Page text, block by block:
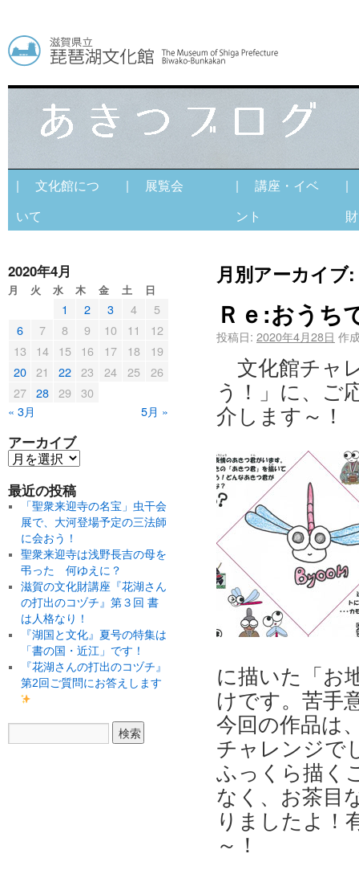
| 文化館につ
いて
| 展覧会
| 講座・イベ
ント
|
財
月別アーカイブ:
Ｒｅ:おうち
投稿日: 2020年4月28日 作
文化館チャ
う！」に、ご
介します～！
に描いた「お
けです。 苦手
今回の作品は
チャレンジで
ふっくら描く
なく、お茶目
りましたよ！
～！
2020年4月
月 火 水 木 金 土 日
« 3月 5月 »
1 2 3 4
5
6
7 8 9 10 11
12
13
14 15 16 17 18
19
20
21 22 23 24 25
26
27 28 29 30
アーカイブ
最近の投稿
「聖衆来迎寺の名宝」虫干会
展で、大河登場予定の三法師
に会おう！
聖衆来迎寺は浅野長吉の母を
弔った 何ゆえに？
滋賀の文化財講座『花湖さん
の打出のコヅチ』第３回 書
は人格なり！
『湖国と文化』夏号の特集は
「書の国・近江」です！
『花湖さんの打出のコヅチ』
第2回ご質問にお答えします